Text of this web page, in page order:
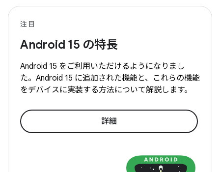
注目
Android 15 の特長
Android 15 をご利用いただけるようになりまし
た。Android 15 に追加された機能と、これらの機能
をデバイスに実装する方法について解説します。
詳細